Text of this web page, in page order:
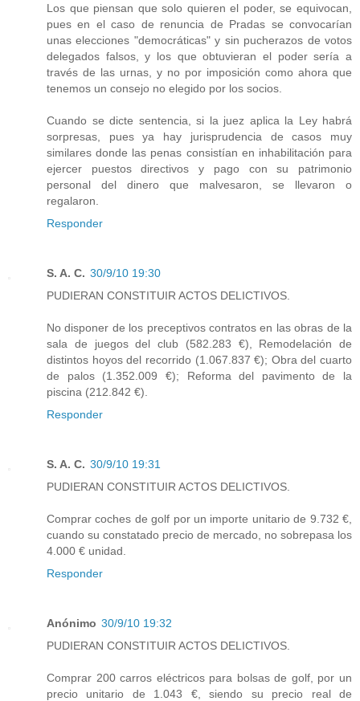
Los que piensan que solo quieren el poder, se equivocan,
pues en el caso de renuncia de Pradas se convocarían
unas elecciones "democráticas" y sin pucherazos de votos
delegados falsos, y los que obtuvieran el poder sería a
través de las urnas, y no por imposición como ahora que
tenemos un consejo no elegido por los socios.
Cuando se dicte sentencia, si la juez aplica la Ley habrá
sorpresas, pues ya hay jurisprudencia de casos muy
similares donde las penas consistían en inhabilitación para
ejercer puestos directivos y pago con su patrimonio
personal del dinero que malvesaron, se llevaron o
regalaron.
Responder
S. A. C. 30/9/10 19:30
PUDIERAN CONSTITUIR ACTOS DELICTIVOS.
No disponer de los preceptivos contratos en las obras de la
sala de juegos del club (582.283 €), Remodelación de
distintos hoyos del recorrido (1.067.837 €); Obra del cuarto
de palos (1.352.009 €); Reforma del pavimento de la
piscina (212.842 €).
Responder
S. A. C. 30/9/10 19:31
PUDIERAN CONSTITUIR ACTOS DELICTIVOS.
Comprar coches de golf por un importe unitario de 9.732 €,
cuando su constatado precio de mercado, no sobrepasa los
4.000 € unidad.
Responder
Anónimo 30/9/10 19:32
PUDIERAN CONSTITUIR ACTOS DELICTIVOS.
Comprar 200 carros eléctricos para bolsas de golf, por un
precio unitario de 1.043 €, siendo su precio real de